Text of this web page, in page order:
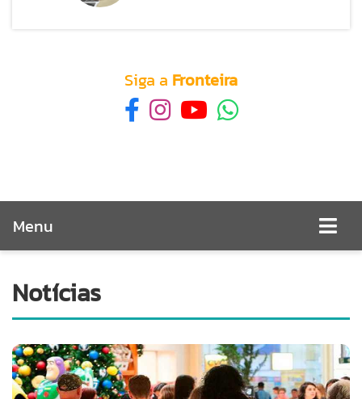
Siga a Fronteira
Menu
Notícias